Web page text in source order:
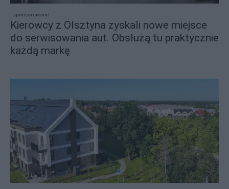
sponsorowane
Kierowcy z Olsztyna zyskali nowe miejsce
do serwisowania aut. Obsłużą tu praktycznie
każdą markę